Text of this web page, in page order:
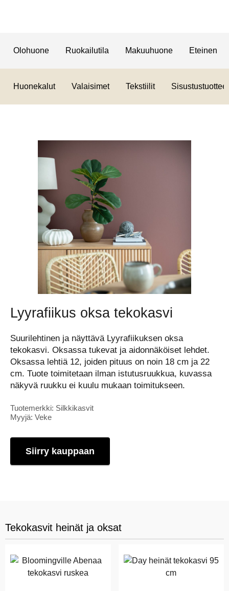
Olohuone Ruokailutila Makuuhuone Eteinen
Huonekalut Valaisimet Tekstiilit Sisustustuotteet
Lyyrafiikus oksa tekokasvi
Suurilehtinen ja näyttävä Lyyrafiikuksen oksa
tekokasvi. Oksassa tukevat ja aidonnäköiset lehdet.
Oksassa lehtiä 12, joiden pituus on noin 18 cm ja 22
cm. Tuote toimitetaan ilman istutusruukkua, kuvassa
näkyvä ruukku ei kuulu mukaan toimitukseen.
Tuotemerkki: Silkkikasvit
Myyjä: Veke
Siirry kauppaan
Tekokasvit heinät ja oksat